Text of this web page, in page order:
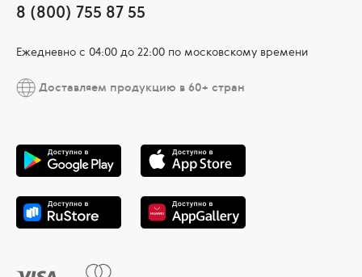
8 (800) 755 87 55
Ежедневно c 04:00 до 22:00 по московскому времени
Доставляем продукцию в 60+ стран